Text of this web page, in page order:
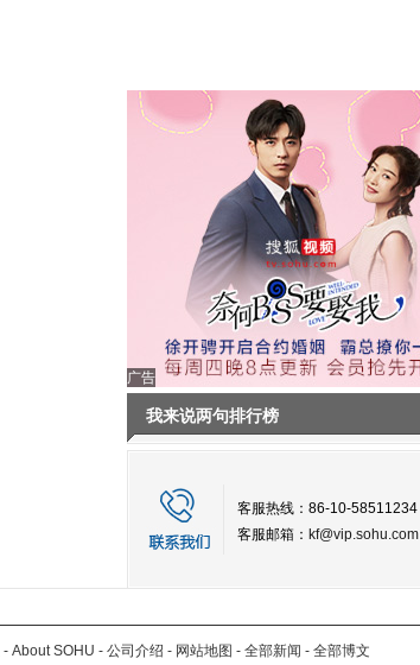
广告
我来说两句排行榜
客服热线：86-10-58511234
客服邮箱： kf@vip.sohu.com
- About SOHU - 公司介绍 - 网站地图 - 全部新闻 - 全部博文